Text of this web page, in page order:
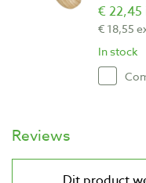
€ 22,45
€ 18,55
In stock
Reviews